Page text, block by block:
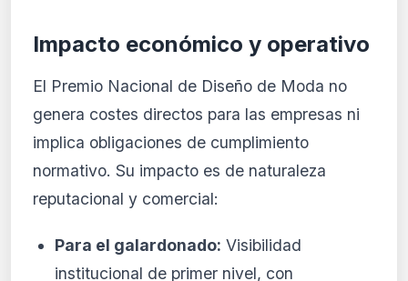
Impacto económico y operativo
El Premio Nacional de Diseño de Moda no
genera costes directos para las empresas ni
implica obligaciones de cumplimiento
normativo. Su impacto es de naturaleza
reputacional y comercial:
Para el galardonado: Visibilidad
institucional de primer nivel, con